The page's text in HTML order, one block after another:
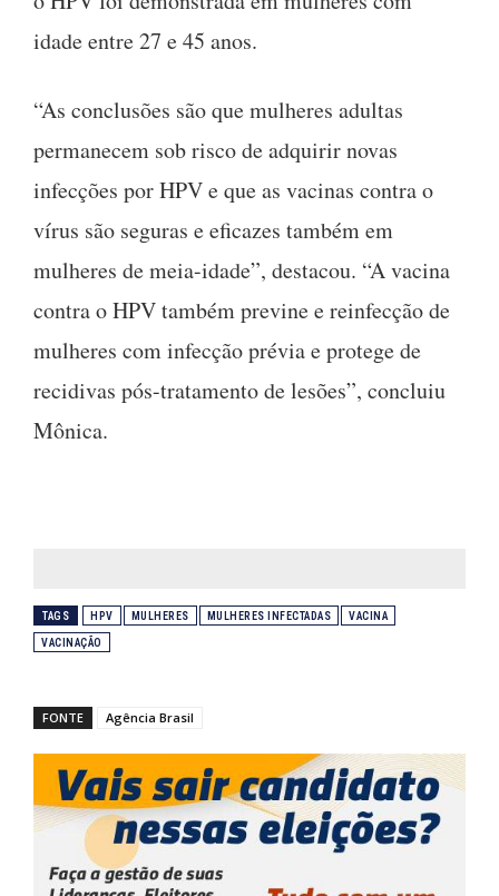
idade entre 27 e 45 anos.
“As conclusões são que mulheres adultas
permanecem sob risco de adquirir novas
infecções por HPV e que as vacinas contra o
vírus são seguras e eficazes também em
mulheres de meia-idade”, destacou. “A vacina
contra o HPV também previne e reinfecção de
mulheres com infecção prévia e protege de
recidivas pós-tratamento de lesões”, concluiu
Mônica.
TAGS HPV MULHERES MULHERES INFECTADAS VACINA
VACINAÇÃO
FONTE Agência Brasil